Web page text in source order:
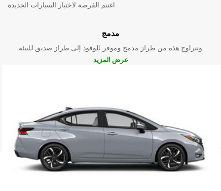
اغتنم الفرصة لاختبار السيارات الجديدة
مدمج
وتتراوح هذه من طراز مدمج وموفر للوقود إلى طراز صديق للبيئة
عرض المزيد